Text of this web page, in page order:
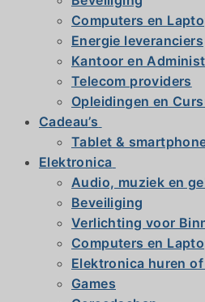
Computers en
Energie leveranciers
Kantoor en
Telecom providers
Opleidingen en
Cadeau’s
Tablet &
Elektronica
Audio, muziek en
Beveiliging
Verlichting voor
Computers en
Elektronica huren of
Games